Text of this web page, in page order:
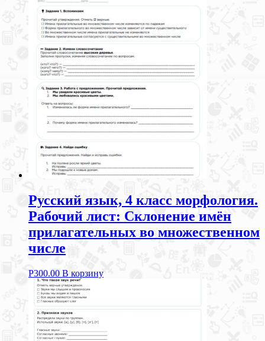
Русский язык, 4 класс морфология.
Рабочий лист: Склонение имён
прилагательных во множественном
числе
Р300.00 В корзину